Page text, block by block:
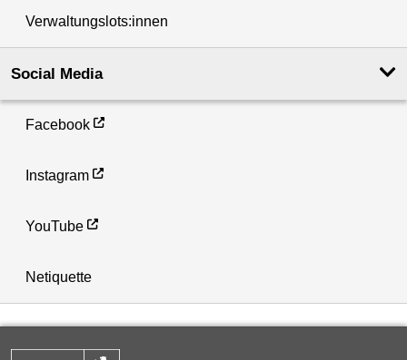
Verwaltungslots:innen
Social Media
Facebook
Instagram
YouTube
Netiquette